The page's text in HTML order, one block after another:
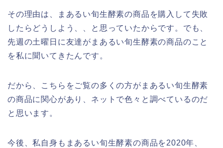
その理由は、まあるい旬生酵素の商品を購入して失敗
したらどうしよう、、と思っていたからです。でも、
先週の土曜日に友達がまあるい旬生酵素の商品のこと
を私に聞いてきたんです。
だから、こちらをご覧の多くの方がまあるい旬生酵素
の商品に関心があり、ネットで色々と調べているのだ
と思います。
今後、私自身もまあるい旬生酵素の商品を2020年、